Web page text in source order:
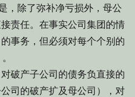
，除了弥补净亏损外，母公
责任。在事实公司集团的情
事务，但必须对每个个别的
破产子公司的债务负直接的
司的破产扩及母公司），对